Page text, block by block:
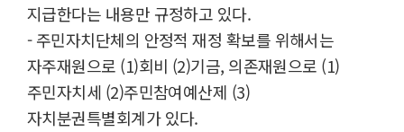
지급한다는 내용만 규정하고 있다.
- 주민자치단체의 안정적 재정 확보를 위해서는
자주재원으로 (1)회비 (2)기금, 의존재원으로 (1)
주민자치세 (2)주민참여예산제 (3)
자치분권특별회계가 있다.